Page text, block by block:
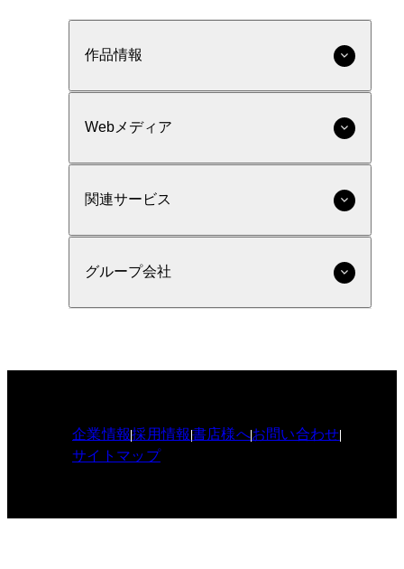
作品情報
Webメディア
関連サービス
グループ会社
企業情報採用情報書店様へお問い合わせ
サイトマップ